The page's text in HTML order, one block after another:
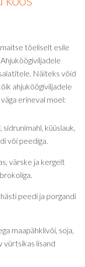
tõeliselt esile
Näiteks võid
ahjuköögiviljadele
erineval moel:
sidrunimahl, küüslauk,
või peediga.
värske ja kergelt
peedi ja porgandi
maapähklivõi, soja,
vürtsikas lisand